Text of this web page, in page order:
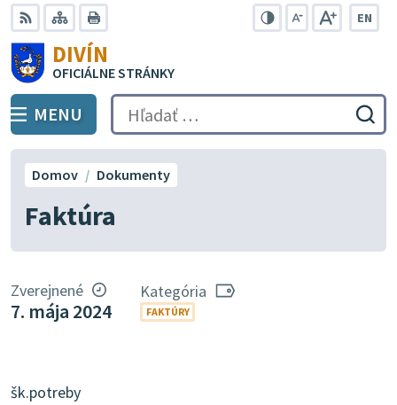
Preskočiť
na
obsah
RSS Mapa
EN
DIVÍN
OFICIÁLNE STRÁNKY
PREPNÚŤ
MENU Hľadať:
Faktúra
Domov Dokumenty
Zverejnené
7. mája 2024
Kategória
FAKTÚRY
šk.potreby